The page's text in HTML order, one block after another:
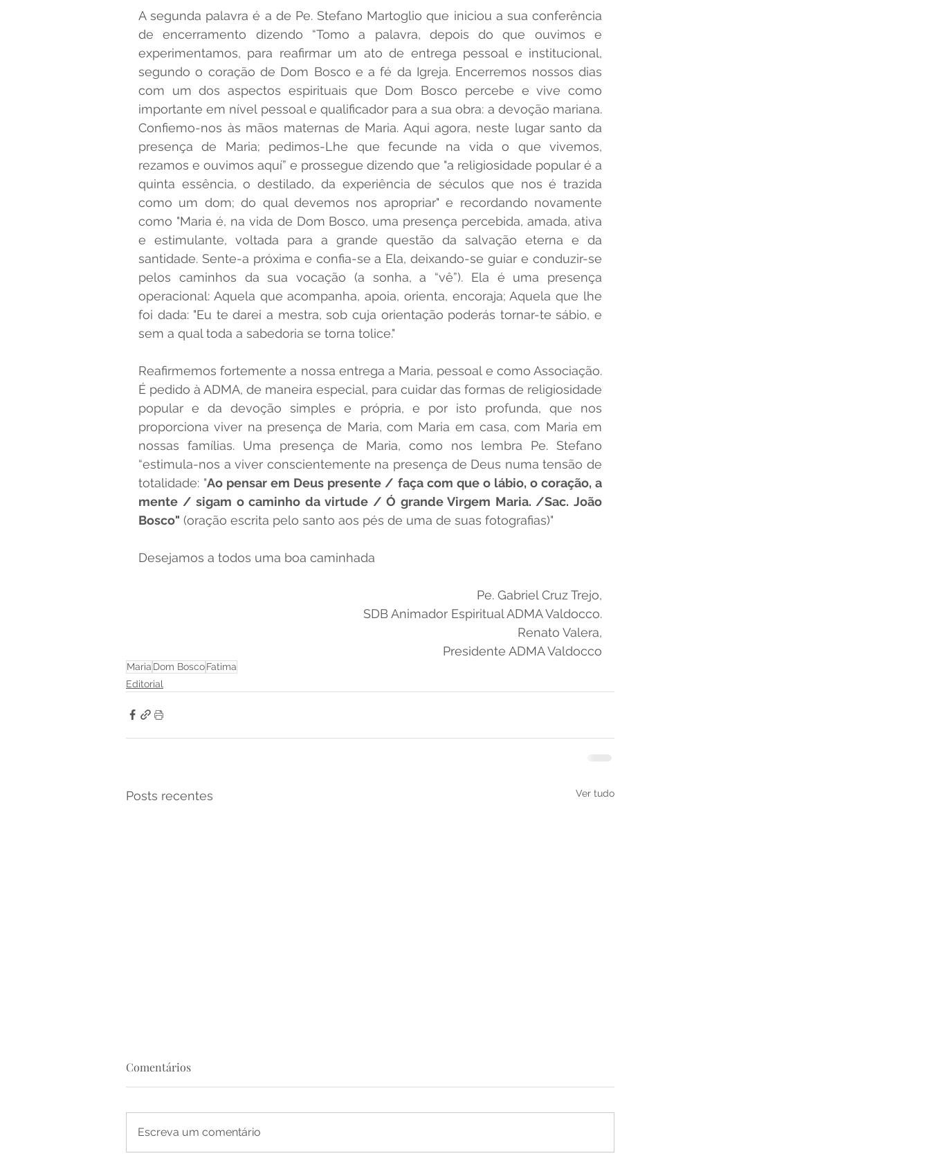
A segunda palavra é a de Pe. Stefano Martoglio que iniciou a sua conferência
de encerramento dizendo “Tomo a palavra, depois do que ouvimos e
experimentamos, para reafirmar um ato de entrega pessoal e institucional,
segundo o coração de Dom Bosco e a fé da Igreja. Encerremos nossos dias
com um dos aspectos espirituais que Dom Bosco percebe e vive como
importante em nível pessoal e qualificador para a sua obra: a devoção mariana.
Confiemo-nos às mãos maternas de Maria. Aqui agora, neste lugar santo da
presença de Maria; pedimos-Lhe que fecunde na vida o que vivemos,
rezamos e ouvimos aquí” e prossegue dizendo que "a religiosidade popular é a
quinta essência, o destilado, da experiência de séculos que nos é trazida
como um dom; do qual devemos nos apropriar" e recordando novamente
como "Maria é, na vida de Dom Bosco, uma presença percebida, amada, ativa
e estimulante, voltada para a grande questão da salvação eterna e da
santidade. Sente-a próxima e confia-se a Ela, deixando-se guiar e conduzir-se
pelos caminhos da sua vocação (a sonha, a “vê”). Ela é uma presença
operacional: Aquela que acompanha, apoia, orienta, encoraja; Aquela que lhe
foi dada: "Eu te darei a mestra, sob cuja orientação poderás tornar-te sábio, e
sem a qual toda a sabedoria se torna tolice."
Reafirmemos fortemente a nossa entrega a Maria, pessoal e como Associação.
É pedido à ADMA, de maneira especial, para cuidar das formas de religiosidade
popular e da devoção simples e própria, e por isto profunda, que nos
proporciona viver na presença de Maria, com Maria em casa, com Maria em
nossas famílias. Uma presença de Maria, como nos lembra Pe. Stefano
“estimula-nos a viver conscientemente na presença de Deus numa tensão de
totalidade: "Ao pensar em Deus presente / faça com que o lábio, o coração, a
mente / sigam o caminho da virtude / Ó grande Virgem Maria. /Sac. João
Bosco" (oração escrita pelo santo aos pés de uma de suas fotografias)"
Desejamos a todos uma boa caminhada
Pe. Gabriel Cruz Trejo,
SDB Animador Espiritual ADMA Valdocco.
Renato Valera,
Presidente ADMA Valdocco
Maria Dom BoscoFatima
Editorial
Posts recentes Ver tudo
Comentários
Escreva um comentário